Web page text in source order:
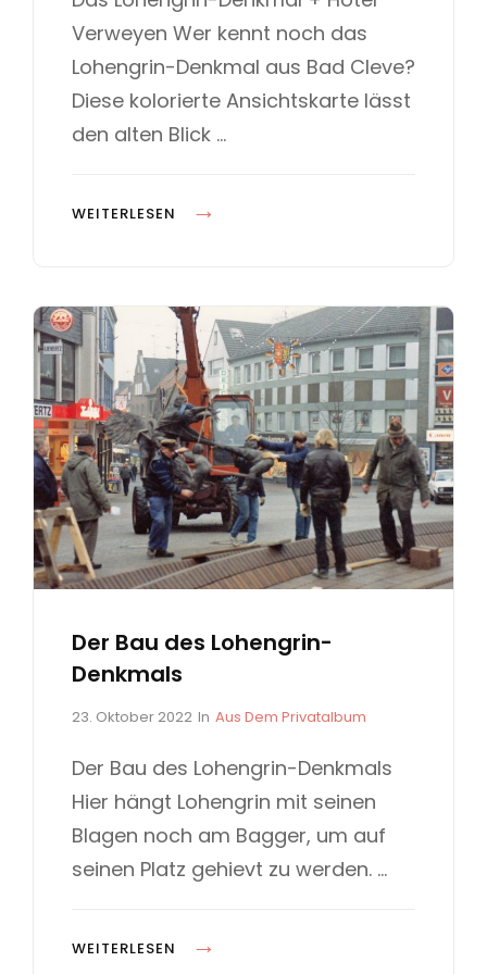
R
I
N
-
D
Z
U
K
L
E
V
E
d
o
G
O
I
E
Verweyen Wer kennt noch das
Lohengrin-Denkmal aus Bad Cleve?
Diese kolorierte Ansichtskarte lässt
den alten Blick …
WEITERLESEN
O
H
E
N
G
R
I
N
-
D
N
K
M
L
+
H
Der Bau des Lohengrin-
Denkmals
P
s
e
d
n
23. Oktober 2022 In C
T
G
O
I
Aus Dem Privatalbum
Der Bau des Lohengrin-Denkmals
Hier hängt Lohengrin mit seinen
Blagen noch am Bagger, um auf
seinen Platz gehievt zu werden. …
WEITERLESEN